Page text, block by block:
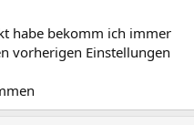
habe bekomm ich immer
vorherigen Einstellungen